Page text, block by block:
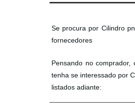
Se procura por Cilindro
fornecedores
Pensando no
tenha se interessado por
listados adiante: